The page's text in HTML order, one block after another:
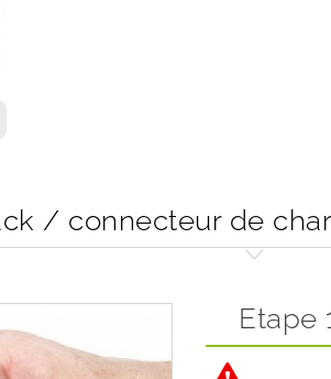
/ connecteur de
Etape